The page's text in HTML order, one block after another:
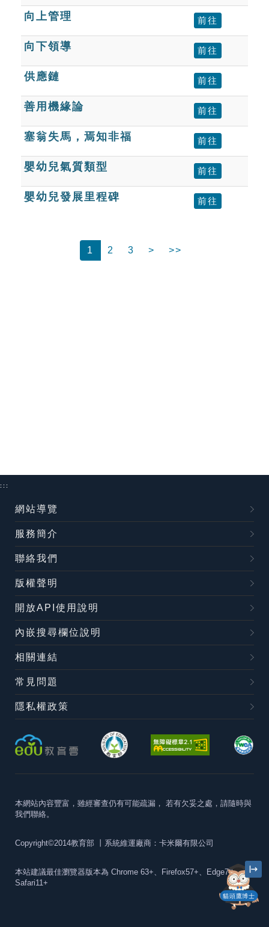
貓頭鷹博士
向上管理 前往
向下領導 前往
供應鏈 前往
善用機緣論 前往
塞翁失馬，焉知非福 前往
嬰幼兒氣質類型 前往
嬰幼兒發展里程碑 前往
1 2 3 > >>
貓頭鷹博士
:::
網站導覽
服務簡介
聯絡我們
版權聲明
開放API使用說明
內嵌搜尋欄位說明
相關連結
常見問題
隱私權政策
本網站內容豐富，雖經審查仍有可能疏漏， 若有欠妥之處，請隨時與
我們聯絡。
Copyright©2014教育部 丨系統維運廠商：卡米爾有限公司
本站建議最佳瀏覽器版本為 Chrome 63+、Firefox57+、Edge79+及
Safari11+